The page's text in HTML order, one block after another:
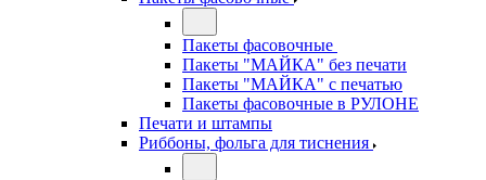
Пакеты фасовочные
Пакеты "МАЙКА" без печати
Пакеты "МАЙКА" с печатью
Пакеты фасовочные в РУЛОНЕ
Печати и штампы
Риббоны, фольга для тиснения